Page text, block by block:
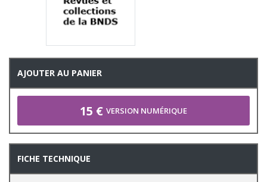
AJOUTER AU PANIER
15 € VERSION NUMÉRIQUE
FICHE TECHNIQUE